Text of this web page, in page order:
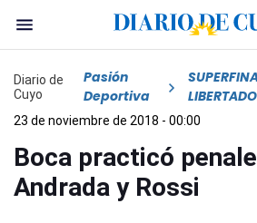
Diario de
Cuyo
Pasión
Deportiva
23 de noviembre de 2018 - 00:00
Boca practicó
Andrada y Rossi